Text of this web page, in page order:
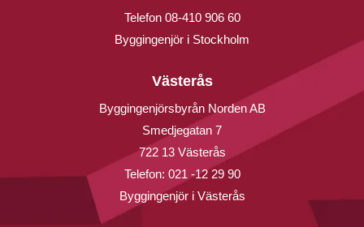
Telefon 08-410 906 60
Byggingenjör i Stockholm
Västerås
Byggingenjörsbyrån Norden AB
Smedjegatan 7
722 13 Västerås
Telefon: 021 -12 29 90
Byggingenjör i Västerås